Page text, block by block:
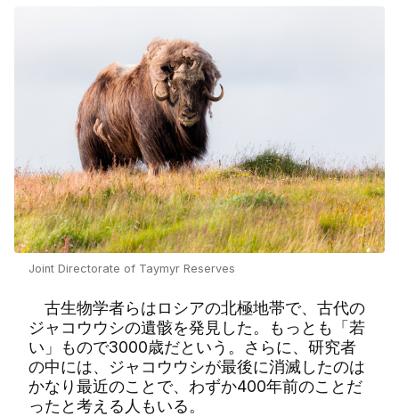
Joint Directorate of Taymyr Reserves
古生物学者らはロシアの北極地帯で、古代の
ジャコウウシの遺骸を発見した。もっとも「若
い」もので3000歳だという。さらに、研究者
の中には、ジャコウウシが最後に消滅したのは
かなり最近のことで、わずか400年前のことだ
ったと考える人もいる。